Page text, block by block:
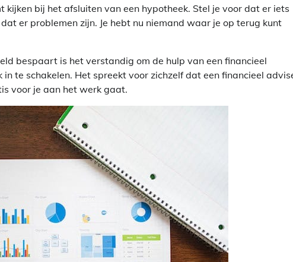
bij het afsluiten van een hypotheek. Stel je voor dat er iets
er problemen zijn. Je hebt nu niemand waar je op terug kunt
bespaart is het verstandig om de hulp van een financieel
te schakelen. Het spreekt voor zichzelf dat een financieel
voor je aan het werk gaat.